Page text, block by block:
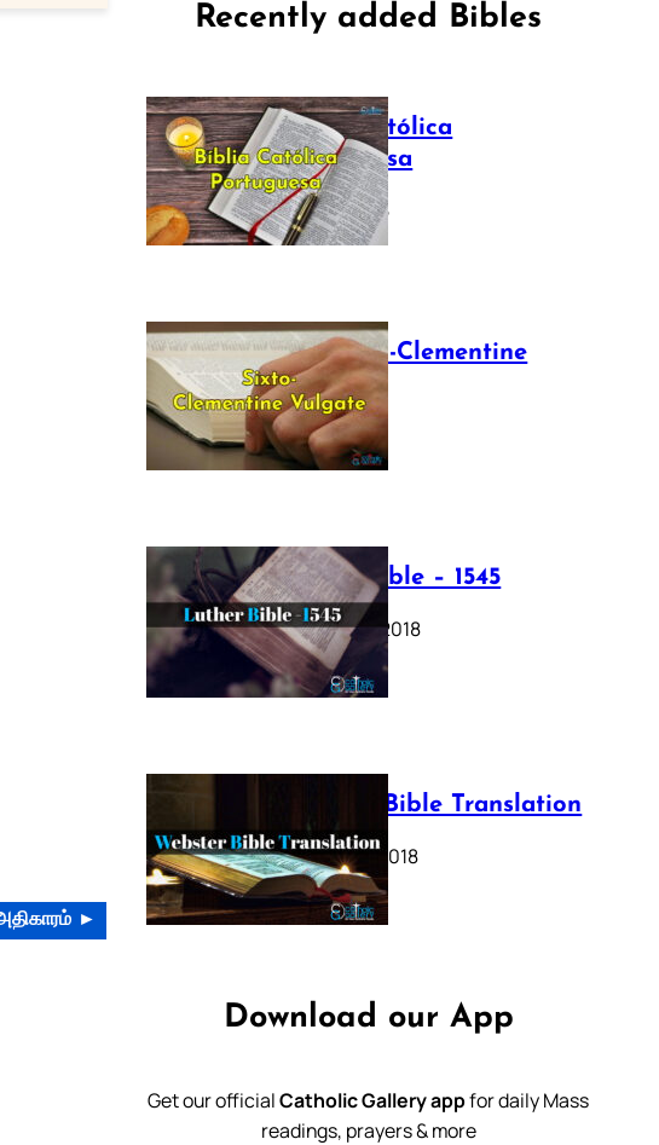
►
Recently added Bibles
Bíblia Católica
Portuguesa
July 16, 2025
The Sixto-Clementine
Vulgate
July 12, 2025
Luther Bible – 1545
October 17, 2018
Webster Bible Translation
October 11, 2018
Download our App
Get our officialCatholic Gallery appfor daily Mass
readings, prayers & more